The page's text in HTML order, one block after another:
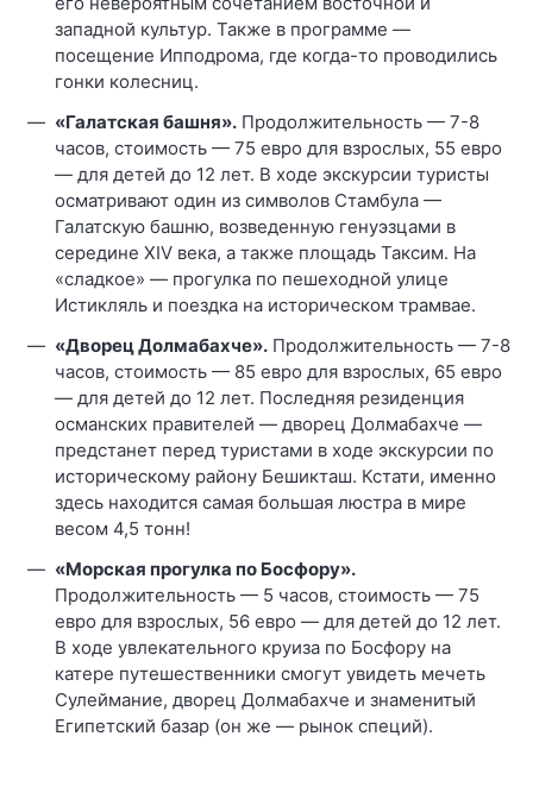
западной культур. Также в программе —
посещение Ипподрома, где когда-то проводились
гонки колесниц.
«Галатская башня».Продолжительность — 7-8
часов, стоимость — 75 евро для взрослых, 55 евро
— для детей до 12 лет. В ходе экскурсии туристы
осматривают один из символов Стамбула —
Галатскую башню, возведенную генуэзцами в
середине XIV века, а также площадь Таксим. На
«сладкое» — прогулка по пешеходной улице
Истикляль и поездка на историческом трамвае.
«Дворец Долмабахче».Продолжительность — 7-8
часов, стоимость — 85 евро для взрослых, 65 евро
— для детей до 12 лет. Последняя резиденция
османских правителей — дворец Долмабахче —
предстанет перед туристами в ходе экскурсии по
историческому району Бешикташ. Кстати, именно
здесь находится самая большая люстра в мире
весом 4,5 тонн!
«Морская прогулка по Босфору».
Продолжительность — 5 часов, стоимость — 75
евро для взрослых, 56 евро — для детей до 12 лет.
В ходе увлекательного круиза по Босфору на
катере путешественники смогут увидеть мечеть
Сулеймание, дворец Долмабахче и знаменитый
Египетский базар (он же — рынок специй).